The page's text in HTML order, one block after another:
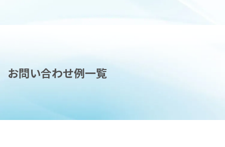
お問い合わせ例一覧